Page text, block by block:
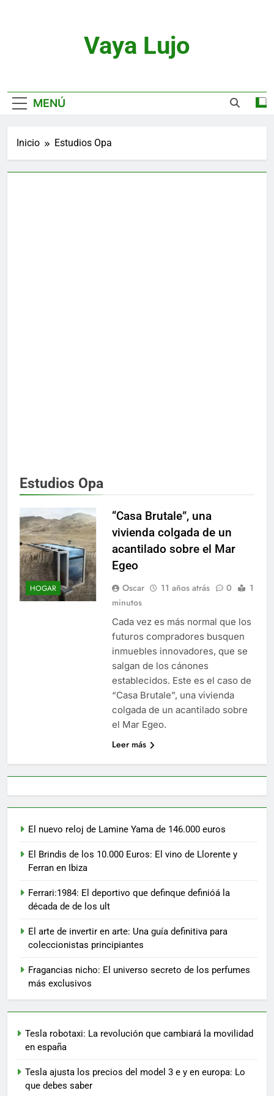
Vaya Lujo
MENÚ
Inicio Estudios Opa
Estudios Opa
HOGAR
“Casa Brutale”, una
vivienda colgada de un
acantilado sobre el Mar
Egeo
Oscar 11 años atrás 0
1
minutos
Cada vez es más normal que los
futuros compradores busquen
inmuebles innovadores, que se
salgan de los cánones
establecidos. Este es el caso de
“Casa Brutale”, una vivienda
colgada de un acantilado sobre
el Mar Egeo.
Leer más
El nuevo reloj de Lamine Yama de 146.000 euros
El Brindis de los 10.000 Euros: El vino de Llorente y
Ferran en Ibiza
Ferrari:1984: El deportivo que definque definióá la
década de de los ult
El arte de invertir en arte: Una guía definitiva para
coleccionistas principiantes
Fragancias nicho: El universo secreto de los perfumes
más exclusivos
Tesla robotaxi: La revolución que cambiará la movilidad
en españa
Tesla ajusta los precios del model 3 e y en europa: Lo
que debes saber